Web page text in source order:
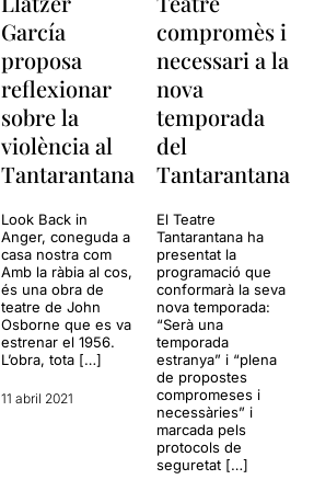
al punt de prendre decisions
que els obligaran a canviar...
Realment la idea de
recuperar ara aquest
argument em sembla
encertada i oportuna, però
per acostar-la més a la
realitat dels joves aïrats
seus- em falten referents i
situacions que tots puguem
reconèixer. Crec que aquí,
precisament, feia falta
contextualitzar i definir
millor els personatges,
analitzant els veritables
motius de la seva rebel·lia o
del seu conformisme. S'ha
volgut parlar més de la idea
que de les situacions, i tot
plegat queda com un teatre
darrera, dona el peu de
sortida a una escalada de
violència -verbal
principalment- que acaba
per posar cap per avall tota
la seva realitat. Enmig
d’aquesta situació arriba el
germà de la Lara, l’Abel, un
aliat per ella i un enemic per
la Judit.
I és que la Judit,
interpretada per Laura Daza,
porta la ira incrustada a la
seva manera de fer i ser.
Sempre s’ha basat en
aquest sentiment, aquest
impuls, per tractar amb
tothom, des de ben petita. I
el que al principi li feia ser
una persona combativa per
la justícia en la societat i
García
proposa
reflexionar
sobre la
violència al
Tantarantana
Look Back in
Anger, coneguda a
casa nostra com
Amb la ràbia al cos,
és una obra de
teatre de John
Osborne que es va
estrenar el 1956.
L’obra, tota […]
11 abril 2021
compromès i
necessari a la
nova
temporada
del
Tantarantana
El Teatre
Tantarantana ha
presentat la
programació que
conformarà la seva
nova temporada:
“Serà una
temporada
estranya” i “plena
de propostes
compromeses i
necessàries” i
marcada pels
protocols de
seguretat […]